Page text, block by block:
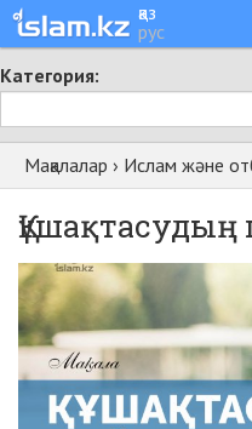
қаз
рус
Категория:
Мақалалар › Ислам және